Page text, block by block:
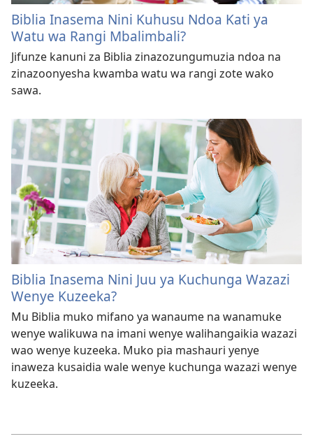
Biblia Inasema Nini Kuhusu Ndoa Kati ya
Watu wa Rangi Mbalimbali?
Jifunze kanuni za Biblia zinazozungumuzia ndoa na
zinazoonyesha kwamba watu wa rangi zote wako
sawa.
Biblia Inasema Nini Juu ya Kuchunga Wazazi
Wenye Kuzeeka?
Mu Biblia muko mifano ya wanaume na wanamuke
wenye walikuwa na imani wenye walihangaikia wazazi
wao wenye kuzeeka. Muko pia mashauri yenye
inaweza kusaidia wale wenye kuchunga wazazi wenye
kuzeeka.